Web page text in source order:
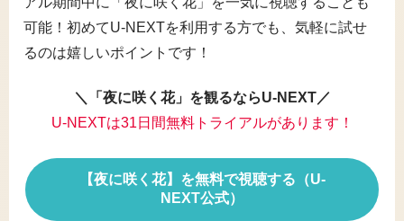
可能！初めてU-NEXTを利用する方でも、気軽に試せ
るのは嬉しいポイントです！
＼「夜に咲く花」を観るならU-NEXT／
U-NEXTは31日間無料トライアルがあります！
【夜に咲く花】を無料で視聴する（U-
NEXT公式）